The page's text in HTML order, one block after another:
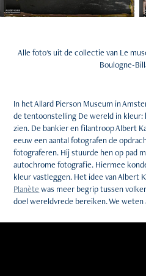
Alle foto's uit de collectie van Le
Boulogne-
In het Allard Pierson Museum in
de tentoonstelling De wereld in kleur:
zien. De bankier en filantroop Albert
eeuw een aantal fotografen de
fotograferen. Hij stuurde hen op pad
autochrome fotografie. Hiermee
kleur vastleggen. Het idee van Albert
Planète was meer begrip tussen
doel wereldvrede bereiken. We weten